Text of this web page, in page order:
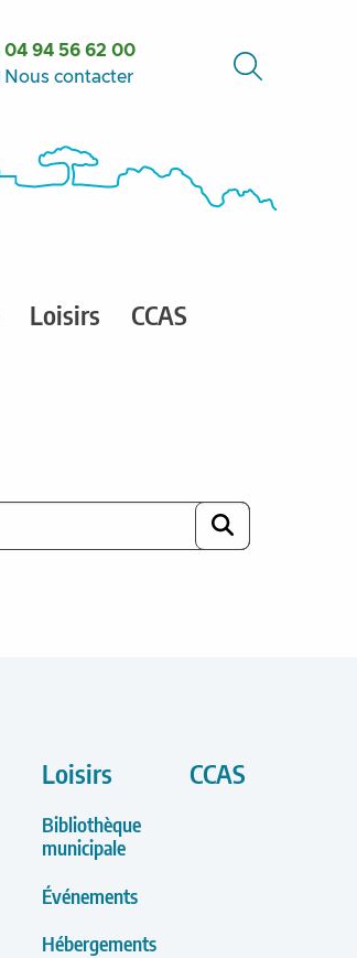
04 94 56 62 00
Nous contacter
Loisirs CCAS
Rechercher
Loisirs
Bibliothèque
municipale
Événements
Hébergements
CCAS